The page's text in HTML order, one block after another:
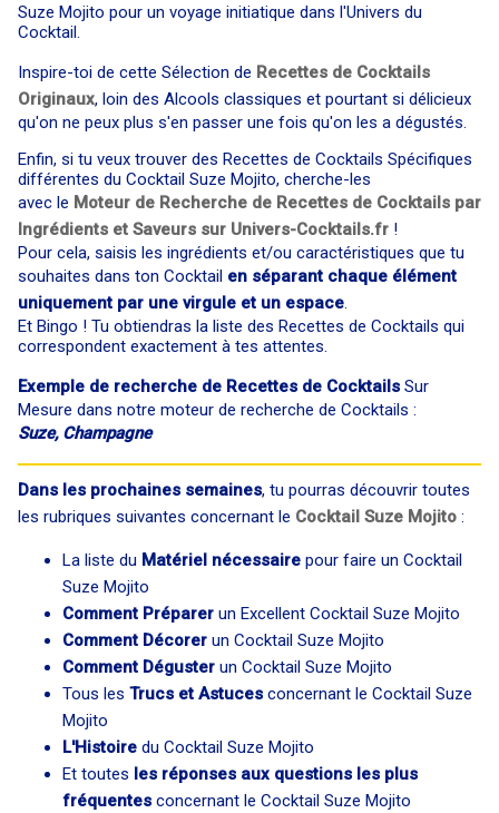
Suze Mojito pour un voyage initiatique dans l'Univers du
Cocktail.
Inspire-toi de cette Sélection de Recettes de Cocktails
Originaux, loin des Alcools classiques et pourtant si délicieux
qu'on ne peux plus s'en passer une fois qu'on les a dégustés.
Enfin, si tu veux trouver des Recettes de Cocktails Spécifiques
différentes du Cocktail Suze Mojito, cherche-les
avec le Moteur de Recherche de Recettes de Cocktails par
Ingrédients et Saveurs sur Univers-Cocktails.fr !
Pour cela, saisis les ingrédients et/ou caractéristiques que tu
souhaites dans ton Cocktail en séparant chaque élément
uniquement par une virgule et un espace.
Et Bingo ! Tu obtiendras la liste des Recettes de Cocktails qui
correspondent exactement à tes attentes.
Exemple de recherche de Recettes de Cocktails Sur
Mesure dans notre moteur de recherche de Cocktails :
Suze, Champagne
Dans les prochaines semaines, tu pourras découvrir toutes
les rubriques suivantes concernant le Cocktail Suze Mojito :
La liste du Matériel nécessaire pour faire un Cocktail
Suze Mojito
Comment Préparer un Excellent Cocktail Suze Mojito
Comment Décorer un Cocktail Suze Mojito
Comment Déguster un Cocktail Suze Mojito
Tous les Trucs et Astuces concernant le Cocktail Suze
Mojito
L'Histoire du Cocktail Suze Mojito
Et toutes les réponses aux questions les plus
fréquentes concernant le Cocktail Suze Mojito